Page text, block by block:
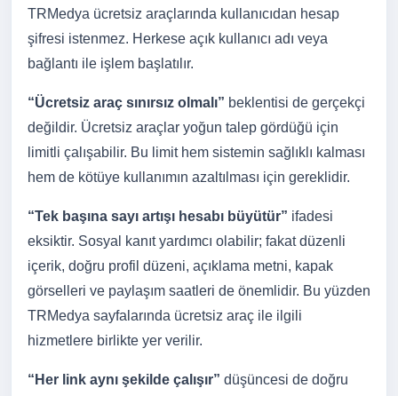
TRMedya ücretsiz araçlarında kullanıcıdan hesap
şifresi istenmez. Herkese açık kullanıcı adı veya
bağlantı ile işlem başlatılır.
“Ücretsiz araç sınırsız olmalı” beklentisi de gerçekçi
değildir. Ücretsiz araçlar yoğun talep gördüğü için
limitli çalışabilir. Bu limit hem sistemin sağlıklı kalması
hem de kötüye kullanımın azaltılması için gereklidir.
“Tek başına sayı artışı hesabı büyütür” ifadesi
eksiktir. Sosyal kanıt yardımcı olabilir; fakat düzenli
içerik, doğru profil düzeni, açıklama metni, kapak
görselleri ve paylaşım saatleri de önemlidir. Bu yüzden
TRMedya sayfalarında ücretsiz araç ile ilgili
hizmetlere birlikte yer verilir.
“Her link aynı şekilde çalışır” düşüncesi de doğru